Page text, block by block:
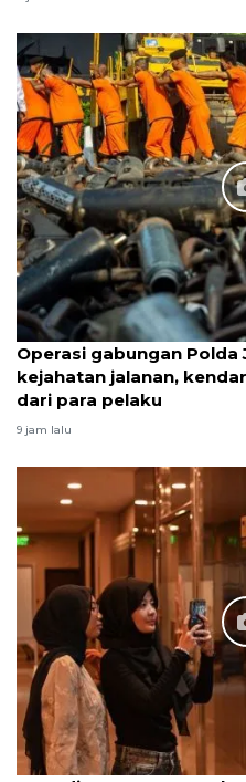
Operasi gabungan
kejahatan jalanan,
dari para pelaku
9 jam lalu